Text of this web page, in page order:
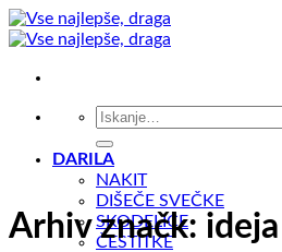
Skoči
na
Išči:
DARILA
NAKIT
DIŠEČE SVEČKE
SKODELICE
ČESTITKE
Arhiv značk: